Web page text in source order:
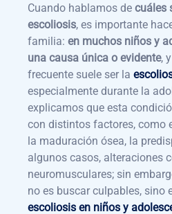
Cuando hablamos de cuáles
escoliosis, es importante
familia: en muchos niños y
una causa única o evidente,
frecuente suele ser la
especialmente durante la
explicamos que esta
con distintos factores, como
la maduración ósea, la
algunos casos, alteraciones
neuromusculares; sin
no es buscar culpables, sino
escoliosis en niños y